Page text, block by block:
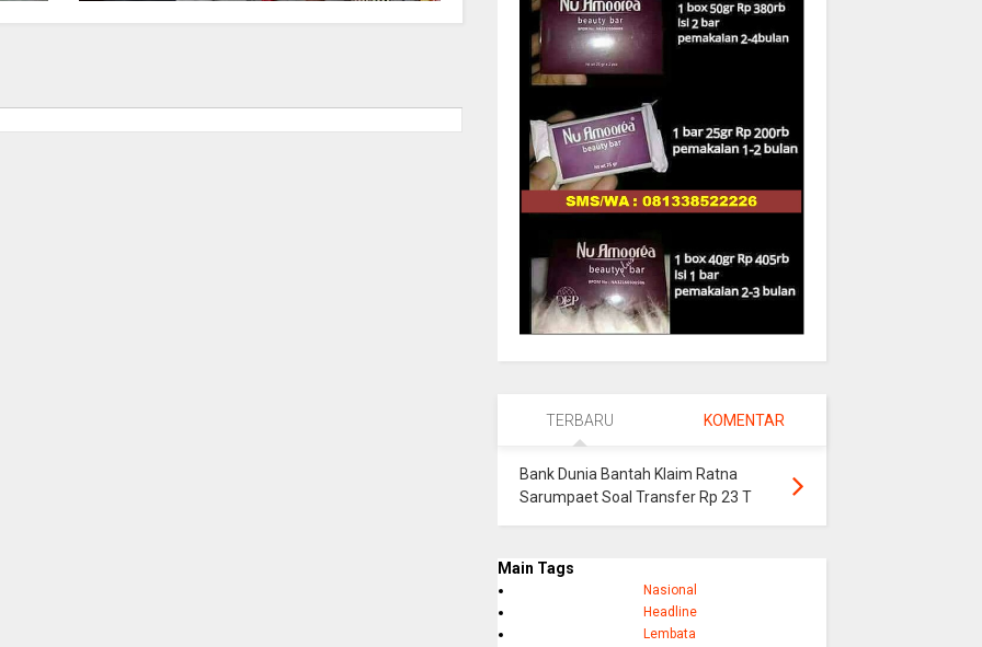
TERBARU KOMENTAR
Bank Dunia Bantah Klaim Ratna
Sarumpaet Soal Transfer Rp 23 T
Main Tags
Nasional
Headline
Lembata